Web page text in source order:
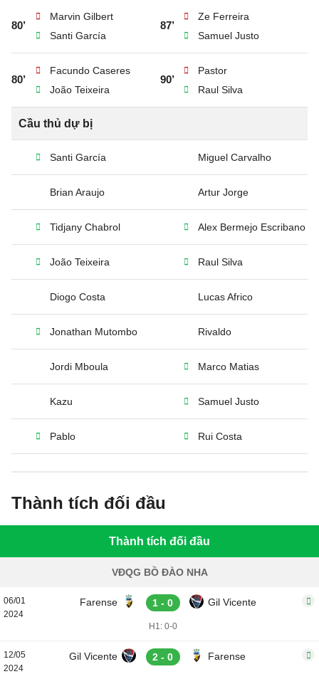
80’
Marvin Gilbert
Santi García
87’
Ze Ferreira
Samuel Justo
80’
Facundo Caseres
João Teixeira
90’
Pastor
Raul Silva
Cầu thủ dự bị
Santi García Miguel Carvalho
Brian Araujo Artur Jorge
Tidjany Chabrol Alex Bermejo Escribano
João Teixeira Raul Silva
Diogo Costa Lucas Africo
Jonathan Mutombo Rivaldo
Jordi Mboula Marco Matias
Kazu Samuel Justo
Pablo Rui Costa
Thành tích đối đầu
Thành tích đối đầu
VĐQG BỒ ĐÀO NHA
06/01
2024
Farense 1 - 0 Gil Vicente
H1: 0-0
12/05
2024
Gil Vicente 2 - 0 Farense